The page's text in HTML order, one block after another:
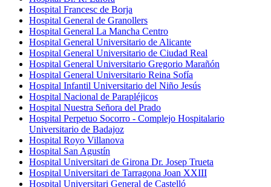
Hospital Francesc de Borja
Hospital General de Granollers
Hospital General La Mancha Centro
Hospital General Universitario de Alicante
Hospital General Universitario de Ciudad Real
Hospital General Universitario Gregorio Marañón
Hospital General Universitario Reina Sofía
Hospital Infantil Universitario del Niño Jesús
Hospital Nacional de Parapléjicos
Hospital Nuestra Señora del Prado
Hospital Perpetuo Socorro - Complejo Hospitalario
Universitario de Badajoz​
Hospital Royo Villanova
Hospital San Agustín
Hospital Universitari de Girona Dr. Josep Trueta
Hospital Universitari de Tarragona Joan XXIII
Hospital Universitari General de Castelló